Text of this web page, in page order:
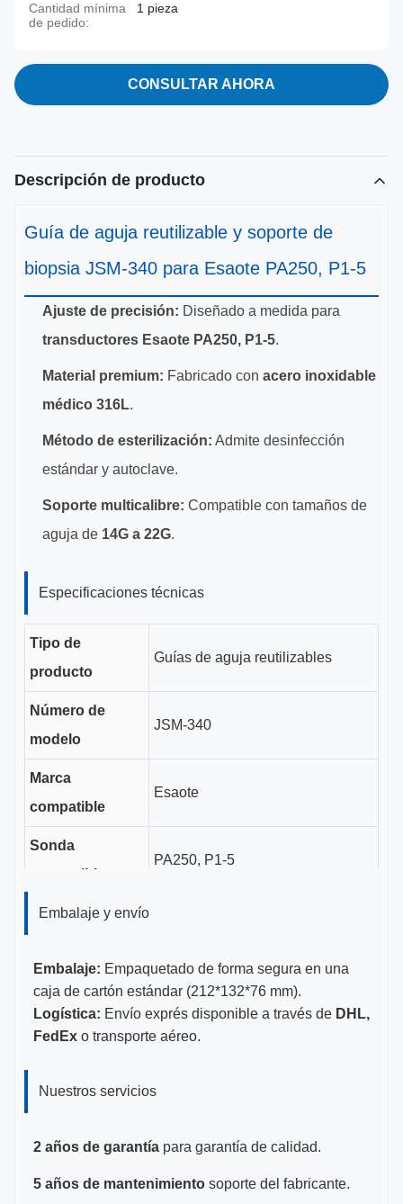
Cantidad mínima
de pedido:
1 pieza
CONSULTAR AHORA
Descripción de producto
Guía de aguja reutilizable y soporte de
biopsia JSM-340 para Esaote PA250, P1-5
Ajuste de precisión: Diseñado a medida para
transductores Esaote PA250, P1-5.
Material premium: Fabricado con acero inoxidable
médico 316L.
Método de esterilización: Admite desinfección
estándar y autoclave.
Soporte multicalibre: Compatible con tamaños de
aguja de 14G a 22G.
Especificaciones técnicas
Tipo de
producto
Guías de aguja reutilizables
Número de
modelo
JSM-340
Marca
compatible
Esaote
Sonda
compatible
PA250, P1-5
Longitud del
Tamaños de
calibre
14-22G
Embalaje y envío
Embalaje: Empaquetado de forma segura en una
caja de cartón estándar (212*132*76 mm).
Logística: Envío exprés disponible a través de DHL,
FedEx o transporte aéreo.
Nuestros servicios
2 años de garantía para garantía de calidad.
5 años de mantenimiento soporte del fabricante.